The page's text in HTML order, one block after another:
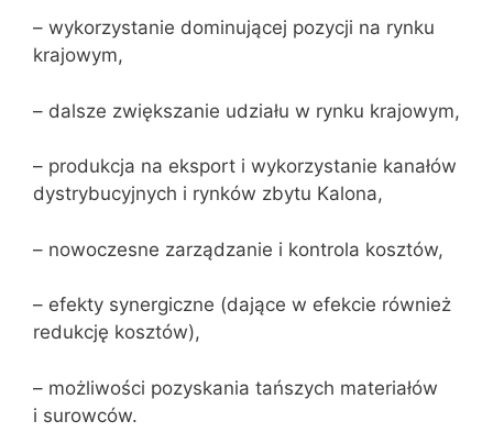
– wykorzystanie dominującej pozycji na rynku
krajowym,
– dalsze zwiększanie udziału w rynku krajowym,
– produkcja na eksport i wykorzystanie kanałów
dystrybucyjnych i rynków zbytu Kalona,
– nowoczesne zarządzanie i kontrola kosztów,
– efekty synergiczne (dające w efekcie również
redukcję kosztów),
– możliwości pozyskania tańszych materiałów
i surowców.